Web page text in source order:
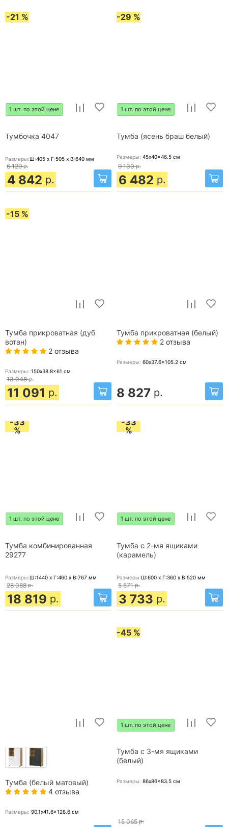
-21 %
1 шт. по этой цене
Тумбочка 4047
Размеры:Ш:405 x Г:505 x В:640 мм
6 129 р.
4 842 р.
-29 %
1 шт. по этой цене
Тумба (ясень браш белый)
Размеры: 45x40x46.5 см
9 130 р.
6 482 р.
-15 %
Тумба прикроватная (дуб
вотан)
2 отзыва
Размеры: 150x38.8x61 см
13 048 р.
11 091 р.
Тумба прикроватная (белый)
2 отзыва
Размеры: 60x37.6x105.2 см
8 827 р.
-33
%
1 шт. по этой цене
Тумба комбинированная
29277
Размеры:Ш:1440 x Г:460 x В:767 мм
28 088 р.
18 819 р.
-33
%
1 шт. по этой цене
Тумба с 2-мя ящиками
(карамель)
Размеры:Ш:600 x Г:360 x В:520 мм
5 571 р.
3 733 р.
Тумба (белый матовый)
4 отзыва
Размеры: 90.1x41.6x128.6 см
-45 %
1 шт. по этой цене
Тумба с 3-мя ящиками
(белый)
Размеры: 86x86x83.5 см
15 065 р.